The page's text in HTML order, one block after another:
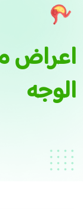
اعراض
الوجه